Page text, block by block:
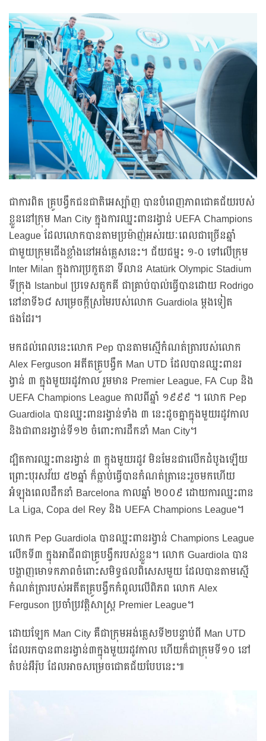
ជាការពិត គ្រូបង្វឹកជនជាតិអេស្ប៉ាញ បានបំពេញភាពជោគជ័យរបស់
ខ្លួននៅក្រុម Man City ក្នុងការឈ្នះពានរង្វាន់ UEFA Champions
League ដែលលោកបានតាមប្រម៉ាញ់អស់រយៈពេលជាច្រើនឆ្នាំ
ជាមួយក្រុមជើងខ្លាំងនៅអង់គ្លេសនេះ។ ជ័យជម្នះ ១-០ ទៅលើក្រុម
Inter Milan ក្នុងការប្រកួតនា ទីលាន Atatürk Olympic Stadium
ទីក្រុង Istanbul ប្រទេសតួកគី ជាគ្រាប់បាល់ធ្វើបានដោយ Rodrigo
នៅនាទី៦៨ សម្រេចក្តីស្រមៃរបស់លោក Guardiola ម្តងទៀត
ផងដែរ។
មកដល់ពេលនេះលោក Pep បានតាមស្មើកំណត់ត្រារបស់លោក
Alex Ferguson អតីតគ្រូបង្វឹក Man UTD ដែលបានឈ្នះពានរ
ង្វាន់ ៣ ក្នុងមួយរដូវកាល រួមមាន Premier League, FA Cup និង
UEFA Champions League កាលពីឆ្នាំ ១៩៩៩ ។ លោក Pep
Guardiola បានឈ្នះពានរង្វាន់ទាំង ៣ នេះដូចគ្នាក្នុងមួយរដូវកាល
និងជាពានរង្វាន់ទី១២ ចំពោះការដឹកនាំ Man City។
ដ្បិតការឈ្នះពានរង្វាន់ ៣ ក្នុងមួយរដូវ មិនមែនជាលើកដំបូងឡើយ
ព្រោះបុរសវ័យ ៥២ឆ្នាំ ក៏ធ្លាប់ធ្វើបានកំណត់ត្រានេះរួចមកហើយ
អំឡុងពេលដឹកនាំ Barcelona កាលឆ្នាំ ២០០៩ ដោយការឈ្នះពាន
La Liga, Copa del Rey និង UEFA Champions League។
លោក Pep Guardiola បានឈ្នះពានរង្វាន់ Champions League
លើកទី៣ ក្នុងអាជីពជាគ្រូបង្វឹករបស់ខ្លួន។ លោក Guardiola បាន
បង្ហាញមោទកភាពចំពោះសមិទ្ធផលពិសេសមួយ ដែលបានតាមស្មើ
កំណត់ត្រារបស់អតីតគ្រូបង្វឹកកំពូលលើពិភព លោក Alex
Ferguson ប្រចាំប្រវត្តិសាស្ត្រ Premier League។
ដោយឡែក Man City គឺជាក្រុមអង់គ្លេសទី២បន្ទាប់ពី Man UTD
ដែលរកបានពានរង្វាន់៣ក្នុងមួយរដូវកាល ហើយក៏ជាក្រុមទី១០ នៅ
តំបន់អឺរ៉ុប ដែលអាចសម្រេចជោគជ័យបែបនេះ៕